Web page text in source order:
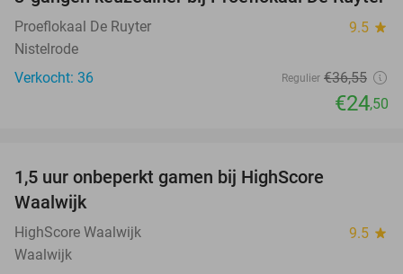
NEW
TODAY
Proeflokaal De Ruyter 9.5 star
Nistelrode
Verkocht: 36
Regulier €36,55
€24,50
TODAY
1,5 uur onbeperkt gamen bij HighScore
Waalwijk
HighScore Waalwijk 9.5 star
Waalwijk